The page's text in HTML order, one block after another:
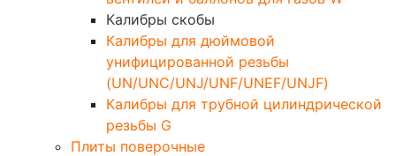
Калибры скобы
Калибры для дюймовой
унифицированной резьбы
(UN/UNC/UNJ/UNF/UNEF/UNJF)
Калибры для трубной цилиндрической
резьбы G
Плиты поверочные